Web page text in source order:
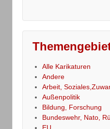
Alle Karikaturen
Andere
Arbeit,
Außenpolitik
Bildung, Forschung
Bundeswehr, Nato,